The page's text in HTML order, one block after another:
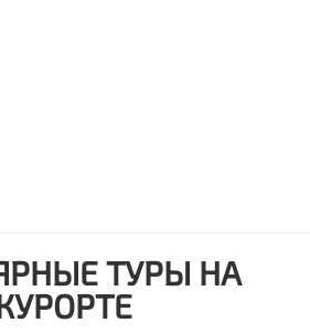
ТУРЫ НА